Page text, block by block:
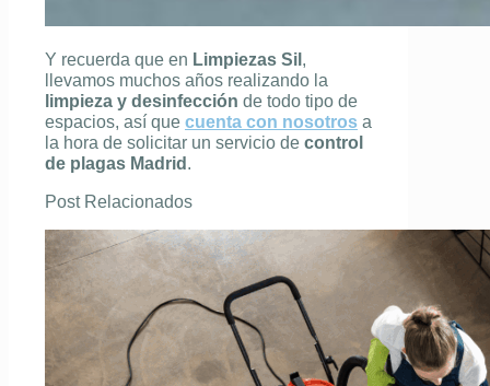
Y recuerda que en Limpiezas Sil ,
llevamos muchos años realizando la
limpieza y desinfección de todo tipo de
espacios, así que cuenta con nosotros a
la hora de solicitar un servicio de control
de plagas Madrid .
Post Relacionados